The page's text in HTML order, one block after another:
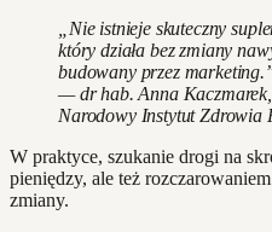
„Nie istnieje skuteczny
który działa bez zmiany
budowany przez
— dr hab. Anna Kaczmarek,
Narodowy Instytut Zdrowia
W praktyce, szukanie drogi na
pieniędzy, ale też
zmiany.